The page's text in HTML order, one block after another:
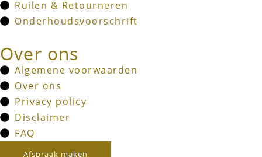
Ruilen & Retourneren
Onderhoudsvoorschrift
Over ons
Algemene voorwaarden
Over ons
Privacy policy
Disclaimer
FAQ
Afspraak maken